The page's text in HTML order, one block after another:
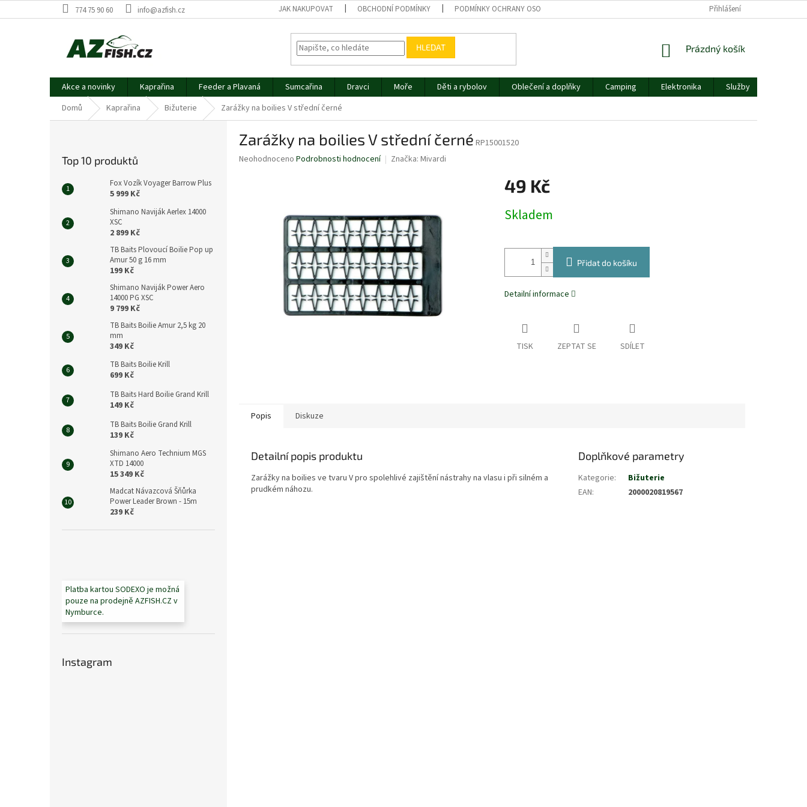
na
774 75 90 60 info@azfish.cz JAK NAKUPOVAT OBCHODNÍ PODMÍNKY PODMÍNKY OCHRANY OSOBNÍCH ÚDAJŮ Přihlášení
HLEDAT
NÁKUPNÍ
Prázdný košík
Akce a novinky Kaprařina Feeder a Plavaná Sumcařina Dravci Moře Děti a rybolov Oblečení a doplňky Camping Elektronika Služby
Domů
Kaprařina Bižuterie Zarážky na boilies V střední černé
Top 10 produktů
Fox Vozík Voyager Barrow Plus
5 999 Kč
Shimano Naviják Aerlex 14000
XSC
2 899 Kč
TB Baits Plovoucí Boilie Pop up
Amur 50 g 16 mm
199 Kč
Shimano Naviják Power Aero
14000 PG XSC
9 799 Kč
TB Baits Boilie Amur 2,5 kg 20
mm
349 Kč
TB Baits Boilie Krill
699 Kč
TB Baits Hard Boilie Grand Krill
149 Kč
TB Baits Boilie Grand Krill
139 Kč
Shimano Aero Technium MGS
XTD 14000
15 349 Kč
Madcat Návazcová Šňůrka
Power Leader Brown - 15m
239 Kč
Platba kartou SODEXO je možná
pouze na prodejně AZFISH.CZ v
Nymburce.
Instagram
Zarážky na boilies V střední černé RP15001520
Průměrné
Neohodnoceno Podrobnosti hodnocení Značka: Mivardi
49 Kč
cena:
Skladem
Přidat do košíku
Detailní informace
TISK ZEPTAT SE SDÍLET
Popis Diskuze
Detailní popis produktu
Zarážky na boilies ve tvaru V pro spolehlivé zajištění nástrahy na vlasu i při silném a
prudkém náhozu.
Doplňkové parametry
Kategorie:
Bižuterie
EAN: 2000020819567